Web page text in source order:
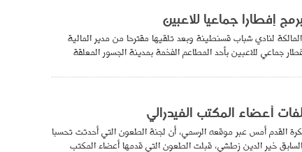
إفطارا جماعيا للاعبين
لنادي شباب قسنطينة وبعد تلقيها مقترحا من مدير المالية
جماعي للاعبين بأحد المطاعم الفخمة بمدينة الجسور المعلقة
أعضاء المكتب الفيدرالي
القدم أمس عبر موقعه الرسمي، أن لجنة الطعون التي أحدثت تحسبا
خير الدين زطشي، قبلت الطعون التي قدمها أعضاء المكتب